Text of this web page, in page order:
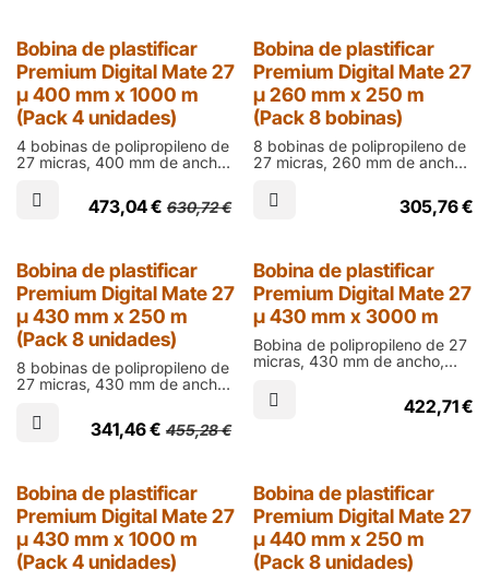
25% Dto.
Bobina de plastificar
Premium Digital Mate 27
µ 400 mm x 1000 m
(Pack 4 unidades)
4 bobinas de polipropileno de
27 micras, 400 mm de ancho,
mm en acabado mate para
laminar documentos impresos
473,04€ 630,72€
Bobina de plastificar
Premium Digital Mate 27
µ 260 mm x 250 m
(Pack 8 bobinas)
8 bobinas de polipropileno de
27 micras, 260 mm de ancho,
mm en acabado mate para
laminar documentos impresos
305,76€
25% Dto.
Bobina de plastificar
Premium Digital Mate 27
µ 430 mm x 250 m
(Pack 8 unidades)
8 bobinas de polipropileno de
27 micras, 430 mm de ancho,
mm en acabado mate para
laminar documentos impresos
341,46€ 455,28€
Bobina de plastificar
Premium Digital Mate 27
µ 430 mm x 3000 m
Bobina de polipropileno de 27
micras, 430 mm de ancho,
mm en acabado mate para
laminar documentos impresos
422,71€
25% Dto.
Bobina de plastificar
Premium Digital Mate 27
µ 430 mm x 1000 m
(Pack 4 unidades)
25% Dto.
Bobina de plastificar
Premium Digital Mate 27
µ 440 mm x 250 m
(Pack 8 unidades)